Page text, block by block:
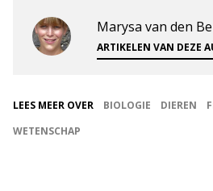
Marysa van den
ARTIKELEN VAN DEZE
LEES MEER OVER BIOLOGIE DIEREN
WETENSCHAP